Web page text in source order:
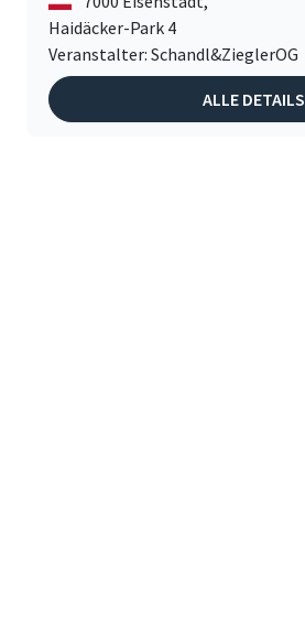
Haidäcker-Park 4
Veranstalter: Schandl&ZieglerOG
ALLE DETAILS